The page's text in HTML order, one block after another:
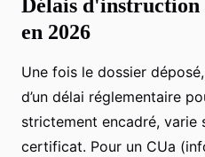
Délais d'instruction
en 2026
Une fois le dossier
d’un délai réglementaire
strictement encadré, varie
certificat. Pour un CUa